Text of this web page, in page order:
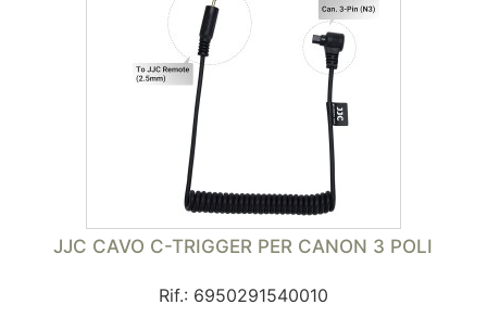
JJC CAVO C-TRIGGER PER CANON 3 POLI
Rif.: 6950291540010